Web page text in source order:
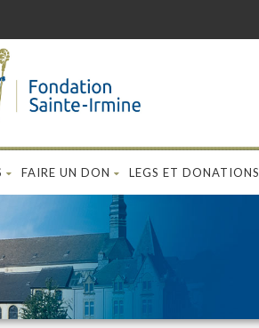
FAIRE UN DON LEGS ET DONATIONS